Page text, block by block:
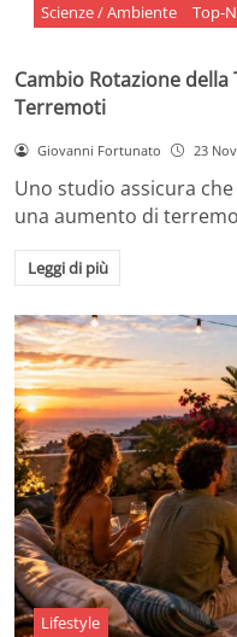
Scienze / Ambiente Top-
Cambio Rotazione
Terremoti
Giovanni Fortunato 23
Uno studio assicura
una aumento di
Leggi di più
Lifestyle